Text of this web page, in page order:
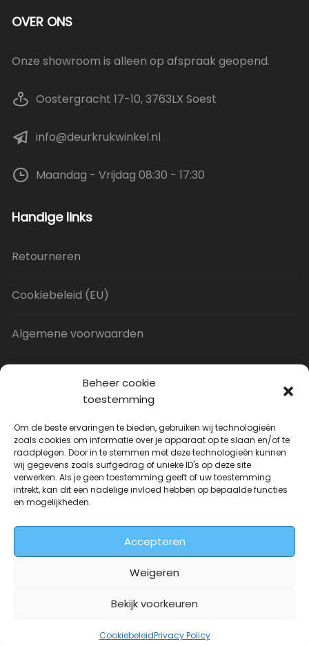
Beheer cookie
toestemming
Om de beste ervaringen te bieden, gebruiken wij technologieën
zoals cookies om informatie over je apparaat op te slaan en/of te
raadplegen. Door in te stemmen met deze technologieën kunnen
wij gegevens zoals surfgedrag of unieke ID's op deze site
verwerken. Als je geen toestemming geeft of uw toestemming
intrekt, kan dit een nadelige invloed hebben op bepaalde functies
en mogelijkheden.
Accepteren
Weigeren
Bekijk voorkeuren
CookiebeleidPrivacy Policy
OVER ONS
Onze showroom is alleen op afspraak geopend.
Oostergracht 17-10, 3763LX Soest
info@deurkrukwinkel.nl
Maandag - Vrijdag 08:30 - 17:30
Handige links
Retourneren
Cookiebeleid (EU)
Algemene voorwaarden
Uitverkoop
JNF Deurklink gebogen 16mm
prijs
was:
prijs
is:
Deurkrukwinkel.nl is onderdeel van
DeurbeslagGigant